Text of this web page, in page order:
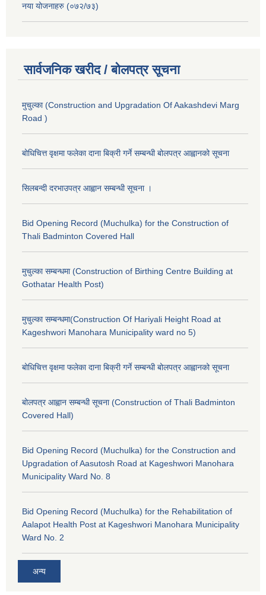
नया योजनाहरु (०७२/७३)
सार्वजनिक खरीद / बोलपत्र सूचना
मुचुल्का (Construction and Upgradation Of Aakashdevi Marg
Road )
बोधिचित्त वृक्षमा फलेका दाना बिक्री गर्ने सम्बन्धी बोलपत्र आह्वानको सूचना
सिलबन्दी दरभाउपत्र आह्वान सम्बन्धी सूचना ।
Bid Opening Record (Muchulka) for the Construction of
Thali Badminton Covered Hall
मुचुल्का सम्बन्धमा (Construction of Birthing Centre Building at
Gothatar Health Post)
मुचुल्का सम्बन्धमा(Construction Of Hariyali Height Road at
Kageshwori Manohara Municipality ward no 5)
बोधिचित्त वृक्षमा फलेका दाना बिक्री गर्ने सम्बन्धी बोलपत्र आह्वानको सूचना
बोलपत्र आह्वान सम्बन्धी सूचना (Construction of Thali Badminton
Covered Hall)
Bid Opening Record (Muchulka) for the Construction and
Upgradation of Aasutosh Road at Kageshwori Manohara
Municipality Ward No. 8
Bid Opening Record (Muchulka) for the Rehabilitation of
Aalapot Health Post at Kageshwori Manohara Municipality
Ward No. 2
अन्य